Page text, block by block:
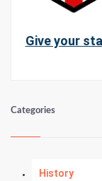
Give your
Categories
History